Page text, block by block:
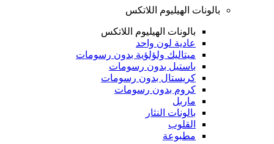
بالونات الهيليوم اللاتكس
بالونات الهيليوم اللاتكس
عادية لون واحد
ميتاليك ولؤلؤية بدون رسومات
باستيل بدون رسومات
كريستال بدون رسومات
كروم بدون رسومات
ماربل
بالونات النثار
القلوب
مطبوعة